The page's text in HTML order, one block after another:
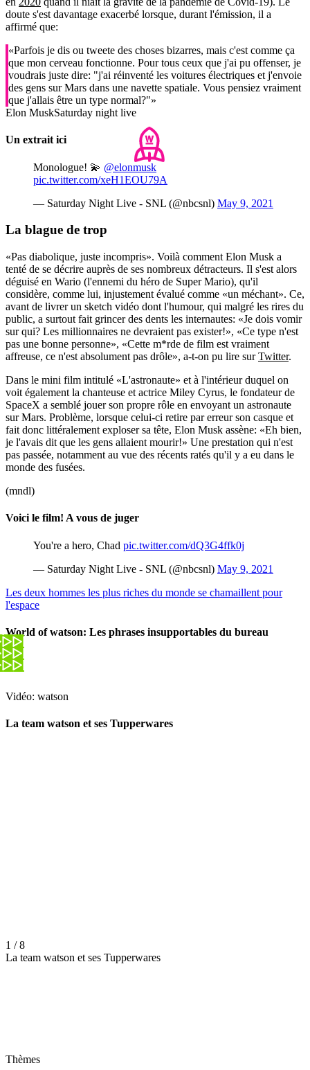
doute s'est davantage exacerbé lorsque, durant l'émission, il a
affirmé que:
«Parfois je dis ou tweete des choses bizarres, mais c'est comme ça
que mon cerveau fonctionne. Pour tous ceux que j'ai pu offenser, je
voudrais juste dire: "j'ai réinventé les voitures électriques et j'envoie
des gens sur Mars dans une navette spatiale. Vous pensiez vraiment
que j'allais être un type normal?"»
Elon MuskSaturday night live
Un extrait ici
Monologue! 💫 @elonmusk
pic.twitter.com/xeH1EOU79A
— Saturday Night Live - SNL (@nbcsnl) May 9, 2021
La blague de trop
«Pas diabolique, juste incompris». Voilà comment Elon Musk a
tenté de se décrire auprès de ses nombreux détracteurs. Il s'est alors
déguisé en Wario (l'ennemi du héro de Super Mario), qu'il
considère, comme lui, injustement évalué comme «un méchant». Ce,
avant de livrer un sketch vidéo dont l'humour, qui malgré les rires du
public, a surtout fait grincer des dents les internautes: «Je dois vomir
sur qui? Les millionnaires ne devraient pas exister!», «Ce type n'est
pas une bonne personne», «Cette m*rde de film est vraiment
affreuse, ce n'est absolument pas drôle», a-t-on pu lire surTwitter.
Dans le mini film intitulé «L'astronaute» et à l'intérieur duquel on
voit également la chanteuse et actrice Miley Cyrus, le fondateur de
SpaceX a semblé jouer son propre rôle en envoyant un astronaute
sur Mars. Problème, lorsque celui-ci retire par erreur son casque et
fait donc littéralement exploser sa tête, Elon Musk assène: «Eh bien,
je l'avais dit que les gens allaient mourir!» Une prestation qui n'est
pas passée, notamment au vue des récents ratés qu'il y a eu dans le
monde des fusées.
(mndl)
Voici le film! A vous de juger
You're a hero, Chad pic.twitter.com/dQ3G4ffk0j
— Saturday Night Live - SNL (@nbcsnl) May 9, 2021
Les deux hommes les plus riches du monde se chamaillent pour
l'espace
World of watson: Les phrases insupportables du bureau
Vidéo: watson
La team watson et ses Tupperwares
1 / 8
La team watson et ses Tupperwares
Thèmes